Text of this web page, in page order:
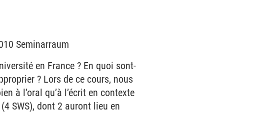
Seminarraum
en France ? En quoi sont-
? Lors de ce cours, nous
à l’oral qu’à l’écrit en contexte
SWS), dont 2 auront lieu en